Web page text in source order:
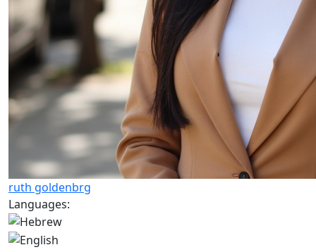
ruth goldenbrg
Languages: